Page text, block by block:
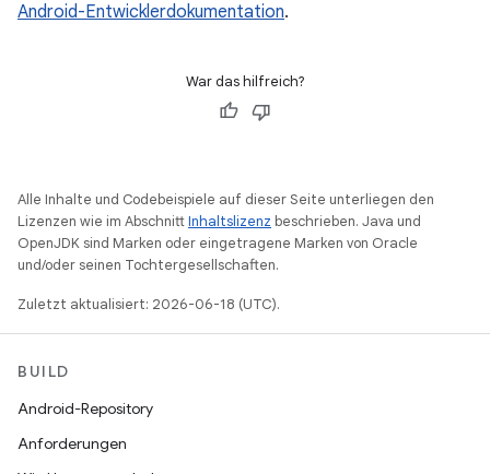
Android-Entwicklerdokumentation.
War das hilfreich?
Alle Inhalte und Codebeispiele auf dieser Seite unterliegen den
Lizenzen wie im AbschnittInhaltslizenz beschrieben. Java und
OpenJDK sind Marken oder eingetragene Marken von Oracle
und/oder seinen Tochtergesellschaften.
Zuletzt aktualisiert: 2026-06-18 (UTC).
BUILD
Android-Repository
Anforderungen